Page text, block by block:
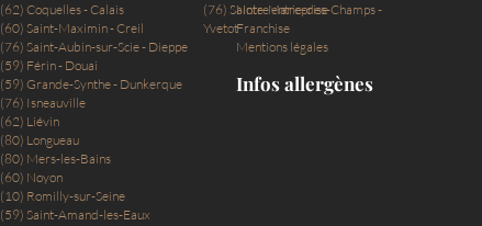
(62) Coquelles - Calais
(60) Saint-Maximin - Creil
(76) Saint-Aubin-sur-Scie - Dieppe
(59) Férin - Douai
(59) Grande-Synthe - Dunkerque
(76) Isneauville
(62) Liévin
(80) Longueau
(80) Mers-les-Bains
(60) Noyon
(10) Romilly-sur-Seine
(59) Saint-Amand-les-Eaux
(76) Sainte-Marie-des-Champs -
Yvetot
Notre entreprise
Franchise
Mentions légales
Infos allergènes